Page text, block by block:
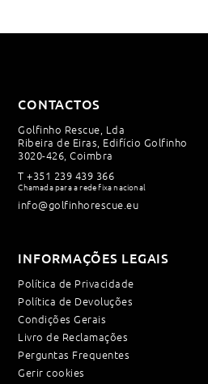
CONTACTOS
Golfinho Rescue, Lda
Ribeira de Eiras, Edifício Golfinho
3020-426, Coimbra
T+351 239 439 366
Chamada para a rede fixa nacional
info@golfinhorescue.eu
INFORMAÇÕES LEGAIS
Política de Privacidade
Política de Devoluções
Condições Gerais
Livro de Reclamações
Perguntas Frequentes
Gerir cookies